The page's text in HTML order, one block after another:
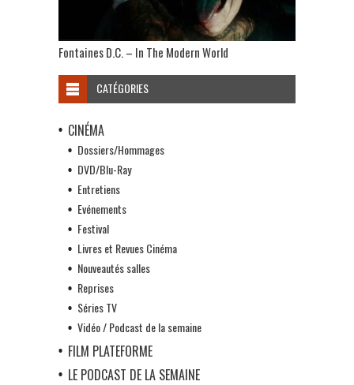
Fontaines D.C. – In The Modern World
CATÉGORIES
CINÉMA
Dossiers/Hommages
DVD/Blu-Ray
Entretiens
Evénements
Festival
Livres et Revues Cinéma
Nouveautés salles
Reprises
Séries TV
Vidéo / Podcast de la semaine
FILM PLATEFORME
LE PODCAST DE LA SEMAINE